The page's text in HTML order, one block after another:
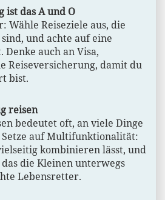
ist das A und O
Wähle Reiseziele aus, die
und achte auf eine
Denke auch an Visa,
Reiseversicherung, damit du
bist.
reisen
bedeutet oft, an viele Dinge
Setze auf Multifunktionalität:
kombinieren lässt, und
die Kleinen unterwegs
Lebensretter.